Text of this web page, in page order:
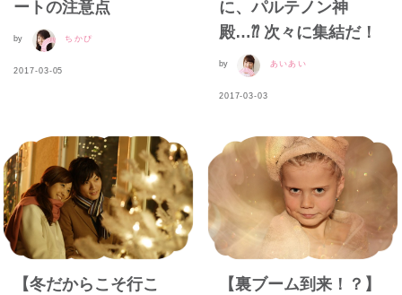
ートの注意点
by ちかぴ
2017-03-05
に、パルテノン神
殿…⁇ 次々に集結だ！
by あいあい
2017-03-03
【冬だからこそ行こ
【裏ブーム到来！？】